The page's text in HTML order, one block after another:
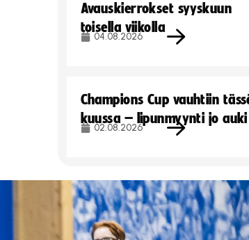
Avauskierrokset syyskuun
toisella viikolla
04.08.2026
Champions Cup vauhtiin
kuussa – lipunmyynti jo auki
02.08.2026